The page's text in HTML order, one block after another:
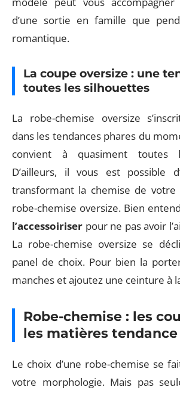
d’une sortie en famille que
romantique.
La coupe oversize : une
toutes les silhouettes
La robe-chemise oversize
dans les tendances phares du
convient à quasiment toutes
D’ailleurs, il vous est possible
transformant la chemise de
robe-chemise oversize. Bien
l’accessoiriser pour ne pas avoir
La robe-chemise oversize se
panel de choix. Pour bien la
manches et ajoutez une ceinture à
Robe-chemise : les
les matières tendance
Le choix d’une robe-chemise se
votre morphologie. Mais pas